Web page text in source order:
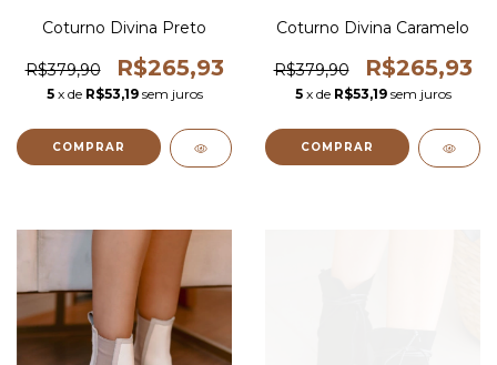
Coturno Divina Preto
R$379,90 R$265,93
5 x de R$53,19 sem juros
COMPRAR
Coturno Divina Caramelo
R$379,90 R$265,93
5 x de R$53,19 sem juros
COMPRAR